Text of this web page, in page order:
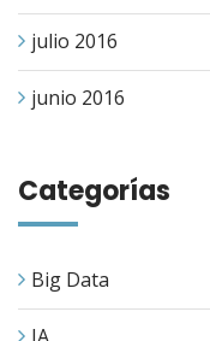
julio 2016
junio 2016
Categorías
Big Data